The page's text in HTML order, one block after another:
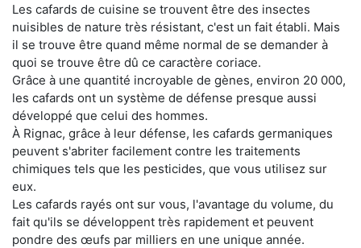
Les cafards de cuisine se trouvent être des insectes
nuisibles de nature très résistant, c'est un fait établi. Mais
il se trouve être quand même normal de se demander à
quoi se trouve être dû ce caractère coriace.
Grâce à une quantité incroyable de gènes, environ 20 000,
les cafards ont un système de défense presque aussi
développé que celui des hommes.
À Rignac, grâce à leur défense, les cafards germaniques
peuvent s'abriter facilement contre les traitements
chimiques tels que les pesticides, que vous utilisez sur
eux.
Les cafards rayés ont sur vous, l'avantage du volume, du
fait qu'ils se développent très rapidement et peuvent
pondre des œufs par milliers en une unique année.